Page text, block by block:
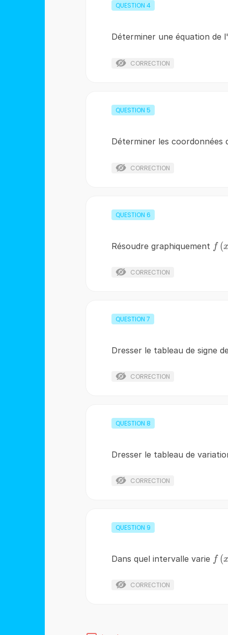
QUESTION 4
Déterminer une équation de
CORRECTION
QUESTION 5
Déterminer les coordonnées
CORRECTION
QUESTION 6
Résoudre graphiquement f (x
CORRECTION
QUESTION 7
Dresser le tableau de signe
CORRECTION
QUESTION 8
Dresser le tableau de
CORRECTION
QUESTION 9
Dans quel intervalle varie f (x
CORRECTION